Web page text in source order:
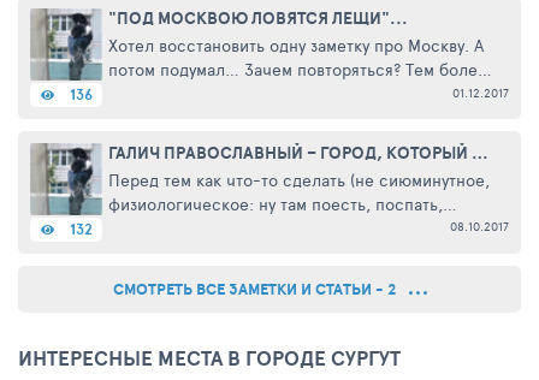
01.12.2017
"ПОД МОСКВОЮ ЛОВЯТСЯ ЛЕЩИ"...
Хотел восстановить одну заметку про Москву. А
потом подумал… Зачем повторяться? Тем более,
подмосковные забраться". ...
136
08.10.2017
ГАЛИЧ ПРАВОСЛАВНЫЙ – ГОРОД, КОТОРЫЙ МЫ ПОТЕРЯЛИ
Перед тем как что-то сделать (не сиюминутное,
физиологическое: ну там поесть, поспать,
132
СМОТРЕТЬ ВСЕ ЗАМЕТКИ И СТАТЬИ - 2
ИНТЕРЕСНЫЕ МЕСТА В ГОРОДЕ СУРГУТ